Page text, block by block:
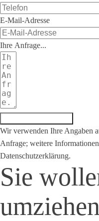
E-Mail-Adresse
Ihre Anfrage...
Wir verwenden Ihre Angaben
Anfrage; weitere
Datenschutzerklärung.
Sie